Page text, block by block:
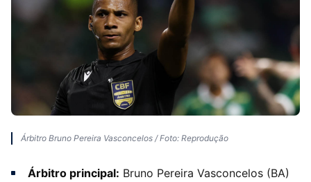
Árbitro Bruno Pereira Vasconcelos / Foto: Reprodução
Árbitro principal: Bruno Pereira Vasconcelos (BA)